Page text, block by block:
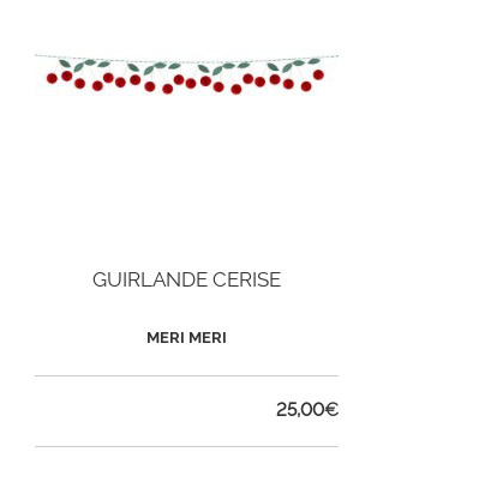
GUIRLANDE CERISE
MERI MERI
25,00€